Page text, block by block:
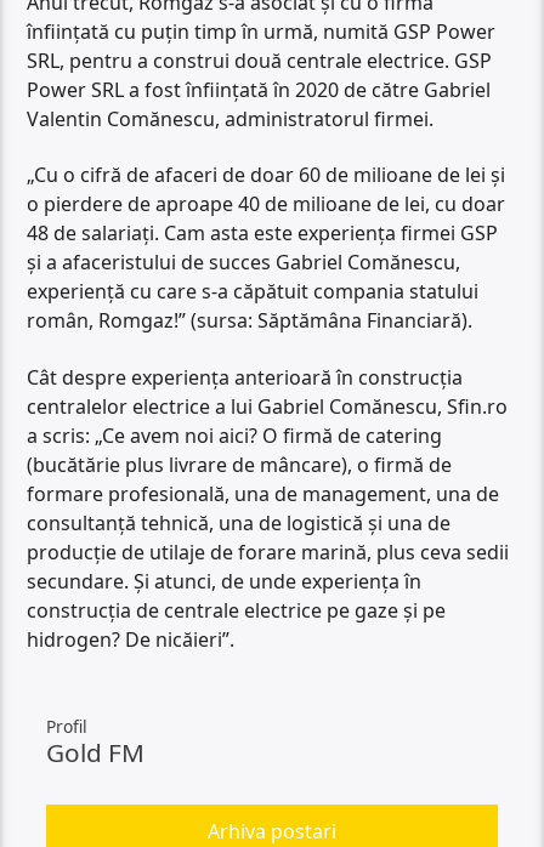
înființată cu puțin timp în urmă, numită GSP Power
SRL, pentru a construi două centrale electrice. GSP
Power SRL a fost înființată în 2020 de către Gabriel
Valentin Comănescu, administratorul firmei.
„Cu o cifră de afaceri de doar 60 de milioane de lei și
o pierdere de aproape 40 de milioane de lei, cu doar
48 de salariați. Cam asta este experiența firmei GSP
și a afaceristului de succes Gabriel Comănescu,
experiență cu care s-a căpătuit compania statului
român, Romgaz!” (sursa: Săptămâna Financiară).
Cât despre experiența anterioară în construcția
centralelor electrice a lui Gabriel Comănescu, Sfin.ro
a scris: „Ce avem noi aici? O firmă de catering
(bucătărie plus livrare de mâncare), o firmă de
formare profesională, una de management, una de
consultanță tehnică, una de logistică și una de
producție de utilaje de forare marină, plus ceva sedii
secundare. Și atunci, de unde experiența în
construcția de centrale electrice pe gaze și pe
hidrogen? De nicăieri”.
Profil
Gold FM
Arhiva postari